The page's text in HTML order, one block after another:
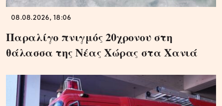
08.08.2026, 18:06
Παραλίγο πνιγμός 20χρονου στη
θάλασσα της Νέας Χώρας στα Χανιά